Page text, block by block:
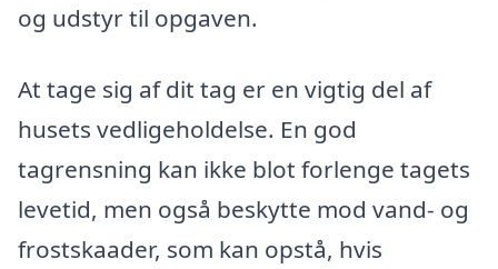
og udstyr til opgaven.
At tage sig af dit tag er en vigtig del af
husets vedligeholdelse. En god
tagrensning kan ikke blot forlenge tagets
levetid, men også beskytte mod vand- og
frostskaader, som kan opstå, hvis